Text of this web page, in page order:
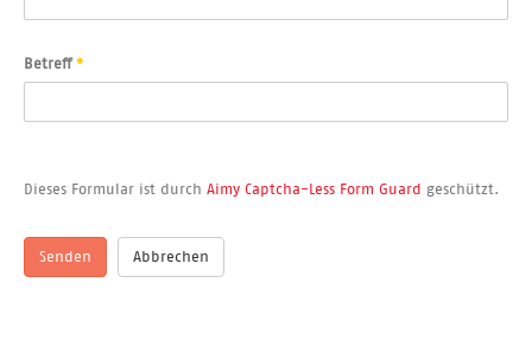
Betreff*
Dieses Formular ist durch Aimy Captcha-Less Form Guard geschützt.
Senden Abbrechen